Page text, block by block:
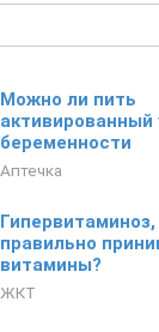
Можно ли пить
активированный
беременности
Аптечка
Гипервитаминоз,
правильно
витамины?
ЖКТ